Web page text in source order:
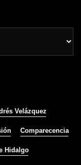
Velázquez
Comparecencia
Hidalgo